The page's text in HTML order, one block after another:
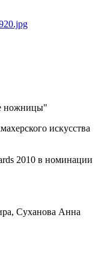
ножницы"
искусства
2010 в номинации
Суханова Анна